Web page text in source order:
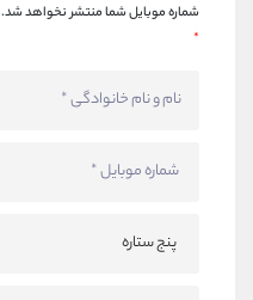
شماره موبایل شما منتشر نخواهد شد.
*